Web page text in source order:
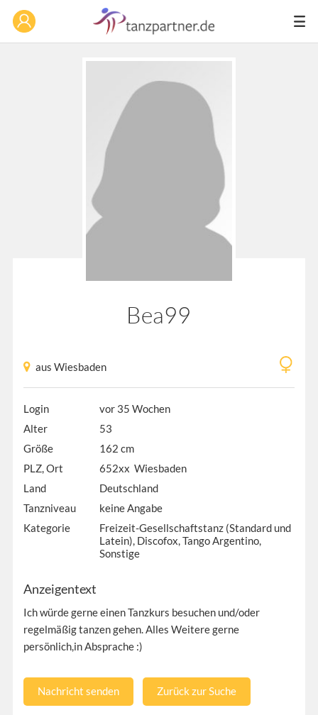
Bea99
aus Wiesbaden
Login
vor 35 Wochen
Alter
53
Größe
162 cm
PLZ, Ort
652xx Wiesbaden
Land
Deutschland
Tanzniveau
keine Angabe
Kategorie
Freizeit-Gesellschaftstanz (Standard und
Latein), Discofox, Tango Argentino,
Sonstige
Anzeigentext
Ich würde gerne einen Tanzkurs besuchen und/oder
regelmäßig tanzen gehen. Alles Weitere gerne
persönlich,in Absprache :)
Nachricht senden Zurück zur Suche